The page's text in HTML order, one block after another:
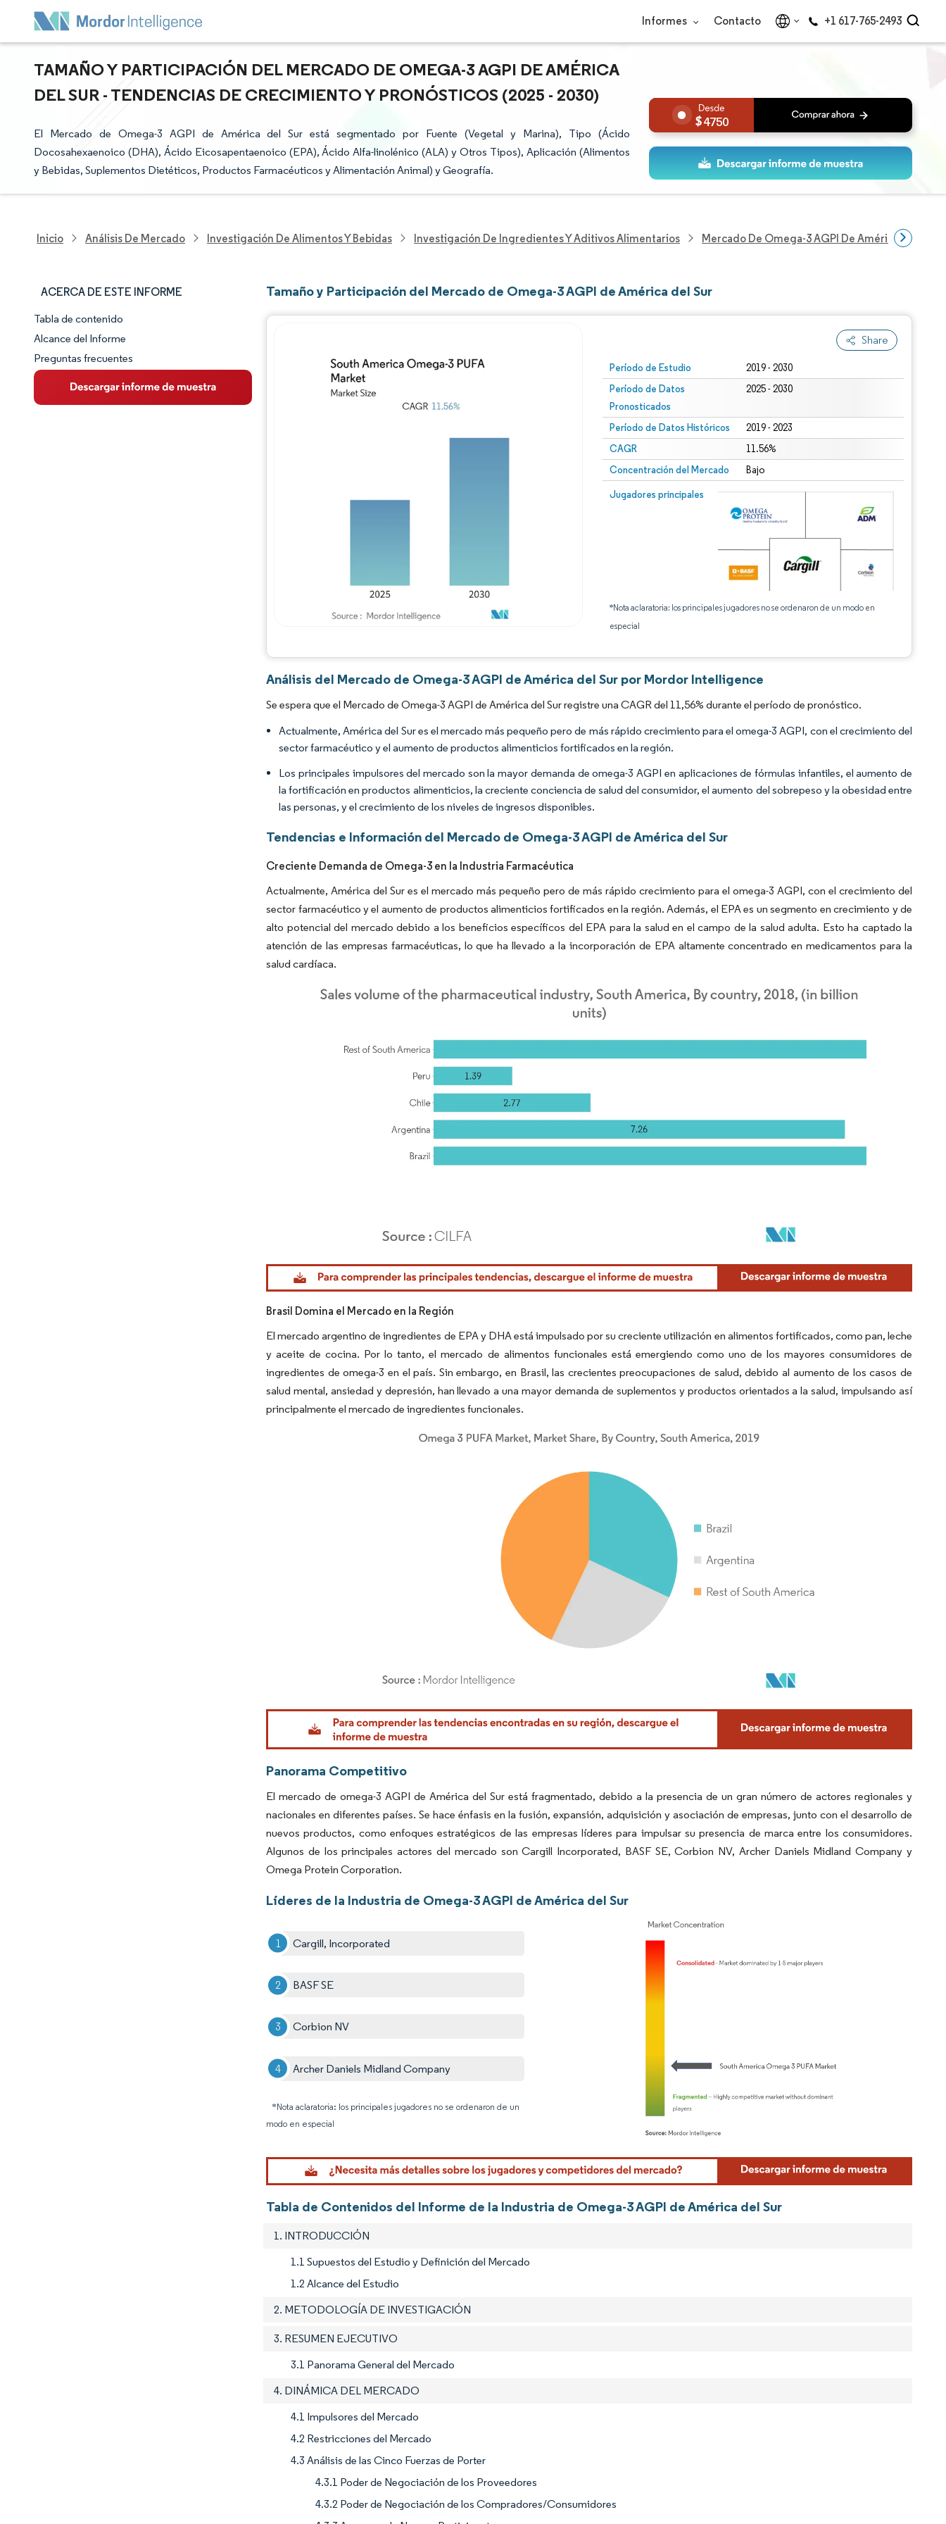
Informes Contacto +1 617-765-2493
TAMAÑO Y PARTICIPACIÓN DEL MERCADO DE OMEGA-3 AGPI DE AMÉRICA
DEL SUR - TENDENCIAS DE CRECIMIENTO Y PRONÓSTICOS (2025 - 2030)
El Mercado de Omega-3 AGPI de América del Sur está segmentado por Fuente (Vegetal y Marina), Tipo (Ácido
Docosahexaenoico (DHA), Ácido Eicosapentaenoico (EPA), Ácido Alfa-linolénico (ALA) y Otros Tipos), Aplicación (Alimentos
y Bebidas, Suplementos Dietéticos, Productos Farmacéuticos y Alimentación Animal) y Geografía.
4750
Inicio Análisis De Mercado Investigación De Alimentos Y Bebidas Investigación De Ingredientes Y Aditivos Alimentarios Mercado De Omega-3 AGPI De América Del Sur
ACERCA DE ESTE INFORME
Panorama del Mercado
Visión General del Mercado
Tendencias Principales del Mercado
Tabla de contenido
Alcance del Informe
Preguntas frecuentes
Tamaño y Participación del Mercado de Omega-3 AGPI de América del Sur
Share
Período de Estudio 2019 - 2030
Período de Datos
Pronosticados
2025 - 2030
Período de Datos Históricos 2019 - 2023
CAGR 11.56%
Concentración del Mercado Bajo
Jugadores principales
*Nota aclaratoria: los principales jugadores no se ordenaron de un modo en
especial
Análisis del Mercado de Omega-3 AGPI de América del Sur por Mordor Intelligence
Se espera que el Mercado de Omega-3 AGPI de América del Sur registre una CAGR del 11,56% durante el período de pronóstico.
Actualmente, América del Sur es el mercado más pequeño pero de más rápido crecimiento para el omega-3 AGPI, con el crecimiento del
sector farmacéutico y el aumento de productos alimenticios fortificados en la región.
Los principales impulsores del mercado son la mayor demanda de omega-3 AGPI en aplicaciones de fórmulas infantiles, el aumento de
la fortificación en productos alimenticios, la creciente conciencia de salud del consumidor, el aumento del sobrepeso y la obesidad entre
las personas, y el crecimiento de los niveles de ingresos disponibles.
Tendencias e Información del Mercado de Omega-3 AGPI de América del Sur
Creciente Demanda de Omega-3 en la Industria Farmacéutica
Actualmente, América del Sur es el mercado más pequeño pero de más rápido crecimiento para el omega-3 AGPI, con el crecimiento del
sector farmacéutico y el aumento de productos alimenticios fortificados en la región. Además, el EPA es un segmento en crecimiento y de
alto potencial del mercado debido a los beneficios específicos del EPA para la salud en el campo de la salud adulta. Esto ha captado la
atención de las empresas farmacéuticas, lo que ha llevado a la incorporación de EPA altamente concentrado en medicamentos para la
salud cardíaca.
Imagen © Mordor Intelligence. El uso requiere atribución según CC BY 4.0.
Brasil Domina el Mercado en la Región
El mercado argentino de ingredientes de EPA y DHA está impulsado por su creciente utilización en alimentos fortificados, como pan, leche
y aceite de cocina. Por lo tanto, el mercado de alimentos funcionales está emergiendo como uno de los mayores consumidores de
ingredientes de omega-3 en el país. Sin embargo, en Brasil, las crecientes preocupaciones de salud, debido al aumento de los casos de
salud mental, ansiedad y depresión, han llevado a una mayor demanda de suplementos y productos orientados a la salud, impulsando así
principalmente el mercado de ingredientes funcionales.
Imagen © Mordor Intelligence. El uso requiere atribución según CC BY 4.0.
Panorama Competitivo
El mercado de omega-3 AGPI de América del Sur está fragmentado, debido a la presencia de un gran número de actores regionales y
nacionales en diferentes países. Se hace énfasis en la fusión, expansión, adquisición y asociación de empresas, junto con el desarrollo de
nuevos productos, como enfoques estratégicos de las empresas líderes para impulsar su presencia de marca entre los consumidores.
Algunos de los principales actores del mercado son Cargill Incorporated, BASF SE, Corbion NV, Archer Daniels Midland Company y
Omega Protein Corporation.
Líderes de la Industria de Omega-3 AGPI de América del Sur
Cargill, Incorporated
BASF SE
Corbion NV
Archer Daniels Midland Company
*Nota aclaratoria: los principales jugadores no se ordenaron de un
modo en especial
Imagen © Mordor Intelligence. El uso requiere atribución según CC BY 4.0.
Tabla de Contenidos del Informe de la Industria de Omega-3 AGPI de América del Sur
1. INTRODUCCIÓN
1.1 Supuestos del Estudio y Definición del Mercado
1.2 Alcance del Estudio
2. METODOLOGÍA DE INVESTIGACIÓN
3. RESUMEN EJECUTIVO
3.1 Panorama General del Mercado
4. DINÁMICA DEL MERCADO
4.1 Impulsores del Mercado
4.2 Restricciones del Mercado
4.3 Análisis de las Cinco Fuerzas de Porter
4.3.1 Poder de Negociación de los Proveedores
4.3.2 Poder de Negociación de los Compradores/Consumidores